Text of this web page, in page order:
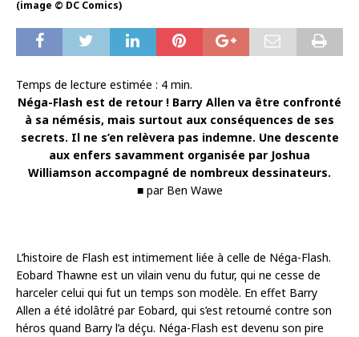
(image © DC Comics)
Temps de lecture estimée : 4 min.
Néga-Flash est de retour ! Barry Allen va être confronté
à sa némésis, mais surtout aux conséquences de ses
secrets. Il ne s’en relèvera pas indemne. Une descente
aux enfers savamment organisée par Joshua
Williamson accompagné de nombreux dessinateurs.
■ par Ben Wawe
L’histoire de Flash est intimement liée à celle de Néga-Flash.
Eobard Thawne est un vilain venu du futur, qui ne cesse de
harceler celui qui fut un temps son modèle. En effet Barry
Allen a été idolâtré par Eobard, qui s’est retourné contre son
héros quand Barry l’a déçu. Néga-Flash est devenu son pire